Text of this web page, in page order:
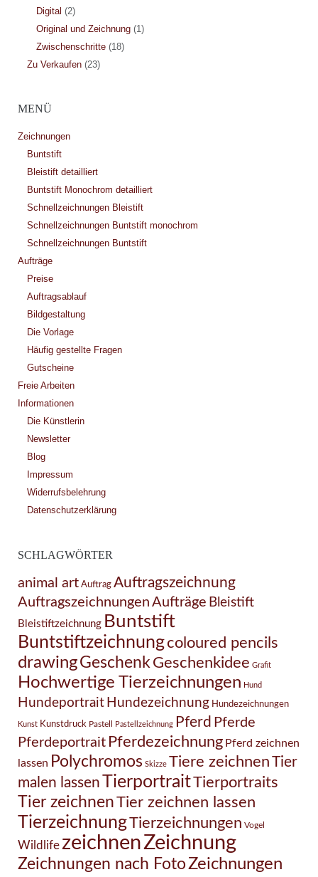
Digital (2)
Original und Zeichnung(1)
Zwischenschritte(18)
Zu Verkaufen(23)
MENÜ
Zeichnungen
Buntstift
Bleistift detailliert
Buntstift Monochrom detailliert
Schnellzeichnungen Bleistift
Schnellzeichnungen Buntstift monochrom
Schnellzeichnungen Buntstift
Aufträge
Preise
Auftragsablauf
Bildgestaltung
Die Vorlage
Häufig gestellte Fragen
Gutscheine
Freie Arbeiten
Informationen
Die Künstlerin
Newsletter
Blog
Impressum
Widerrufsbelehrung
Datenschutzerklärung
SCHLAGWÖRTER
animal art Auftrag Auftragszeichnung
Auftragszeichnungen Aufträge Bleistift
Bleistiftzeichnung Buntstift
Buntstiftzeichnungcoloured pencils
drawingGeschenkGeschenkidee Grafit
Hochwertige Tierzeichnungen Hund
Hundeportrait Hundezeichnung Hundezeichnungen
Kunst Kunstdruck Pastell Pastellzeichnung Pferd Pferde
Pferdeportrait Pferdezeichnung Pferd zeichnen
lassen Polychromos Skizze Tiere zeichnenTier
malen lassenTierportraitTierportraits
Tier zeichnenTier zeichnen lassen
TierzeichnungTierzeichnungen Vogel
WildlifezeichnenZeichnung
Zeichnungen nach FotoZeichnungen